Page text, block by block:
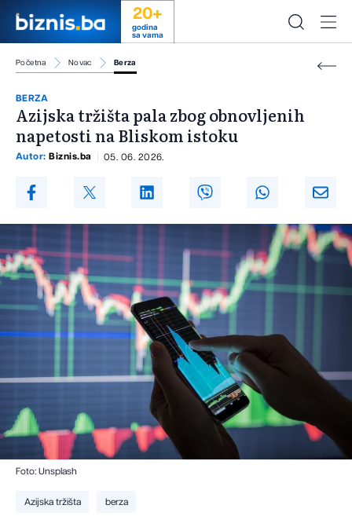
20+
godina
sa vama
Početna Novac Berza
BERZA
Azijska tržišta pala zbog obnovljenih
napetosti na Bliskom istoku
Autor: Biznis.ba 05. 06. 2026.
Foto: Unsplash
Azijska tržišta berza